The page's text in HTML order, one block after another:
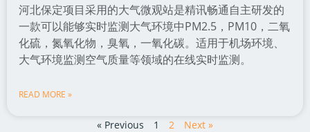
河北保定项目采用的大气微观站是精讯畅通自主研发的
一款可以能够实时监测大气环境中PM2.5，PM10，二氧
化硫，氮氧化物，臭氧，一氧化碳。适用于机场环境、
大气环境监测空气质量等领域的在线实时监测。
READ MORE »
« Previous 1 2 Next »